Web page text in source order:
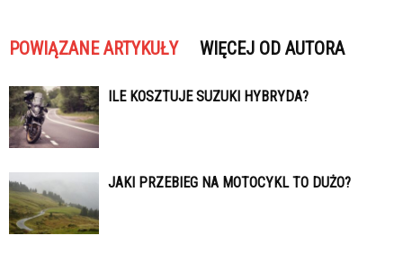
POWIĄZANE ARTYKUŁY WIĘCEJ OD AUTORA
ILE KOSZTUJE SUZUKI HYBRYDA?
JAKI PRZEBIEG NA MOTOCYKL TO DUŻO?